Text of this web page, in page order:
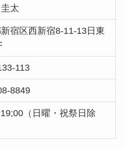
太
宿区西新宿8-11-13日東
113
8849
（日曜・祝祭日除